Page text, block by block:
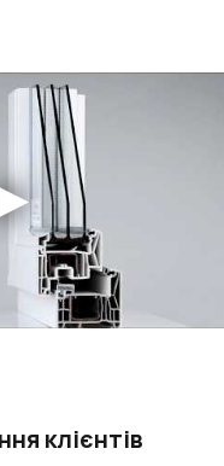
клієнтів